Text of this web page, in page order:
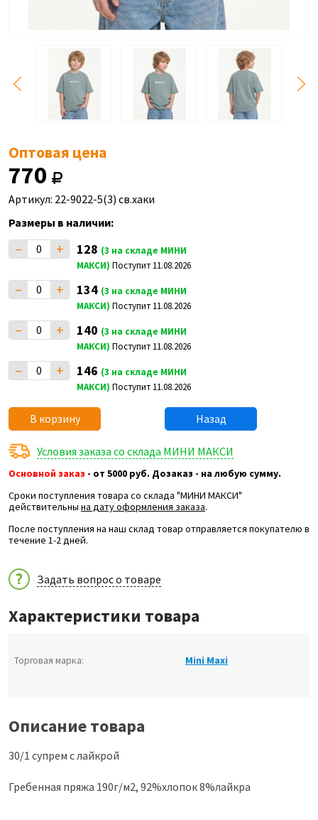
Оптовая цена
770
Артикул: 22-9022-5(3) св.хаки
Размеры в наличии:
– + 128 (3 на складе МИНИ
МАКСИ) Поступит 11.08.2026
– + 134 (3 на складе МИНИ
МАКСИ) Поступит 11.08.2026
– + 140 (3 на складе МИНИ
МАКСИ) Поступит 11.08.2026
– + 146 (3 на складе МИНИ
МАКСИ) Поступит 11.08.2026
В корзину Назад
Условия заказа со склада МИНИ МАКСИ
Основной заказ - от 5000 руб. Дозаказ - на любую сумму.
Сроки поступления товара со склада "МИНИ МАКСИ"
действительны на дату оформления заказа.
После поступления на наш склад товар отправляется покупателю в
течение 1-2 дней.
Задать вопрос о товаре
Характеристики товара
Торговая марка: Mini Maxi
Описание товара
30/1 супрем с лайкрой
Гребенная пряжа 190г/м2, 92%хлопок 8%лайкра